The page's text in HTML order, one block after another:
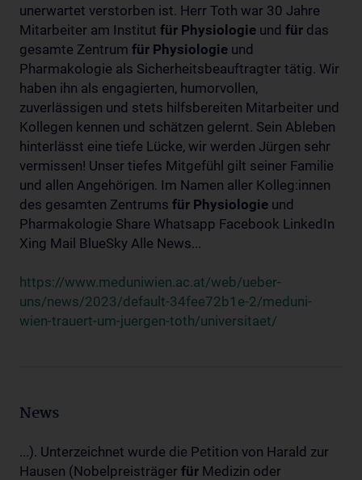
unerwartet verstorben ist. Herr Toth war 30 Jahre
Mitarbeiter am Institut für Physiologie und für das
gesamte Zentrum für Physiologie und
Pharmakologie als Sicherheitsbeauftragter tätig. Wir
haben ihn als engagierten, humorvollen,
zuverlässigen und stets hilfsbereiten Mitarbeiter und
Kollegen kennen und schätzen gelernt. Sein Ableben
hinterlässt eine tiefe Lücke, wir werden Jürgen sehr
vermissen! Unser tiefes Mitgefühl gilt seiner Familie
und allen Angehörigen. Im Namen aller Kolleg:innen
des gesamten Zentrums für Physiologie und
Pharmakologie Share Whatsapp Facebook LinkedIn
Xing Mail BlueSky Alle News...
https://www.meduniwien.ac.at/web/ueber-
uns/news/2023/default-34fee72b1e-2/meduni-
wien-trauert-um-juergen-toth/universitaet/
News
...). Unterzeichnet wurde die Petition von Harald zur
Hausen (Nobelpreisträger für Medizin oder